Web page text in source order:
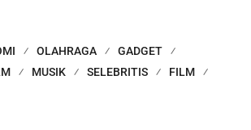
OLAHRAGA
GADGET
MUSIK SELEBRITIS
FILM